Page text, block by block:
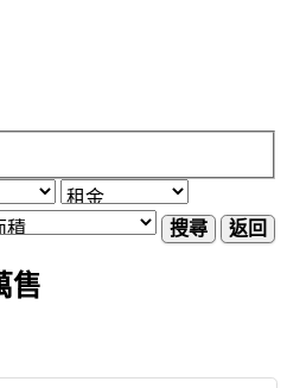
搜尋 返回
售